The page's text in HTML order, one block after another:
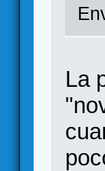
La